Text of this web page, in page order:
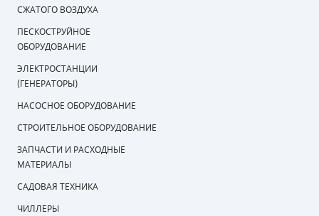
СЖАТОГО ВОЗДУХА
ПЕСКОСТРУЙНОЕ
ОБОРУДОВАНИЕ
ЭЛЕКТРОСТАНЦИИ
(ГЕНЕРАТОРЫ)
НАСОСНОЕ ОБОРУДОВАНИЕ
СТРОИТЕЛЬНОЕ ОБОРУДОВАНИЕ
ЗАПЧАСТИ И РАСХОДНЫЕ
МАТЕРИАЛЫ
САДОВАЯ ТЕХНИКА
ЧИЛЛЕРЫ